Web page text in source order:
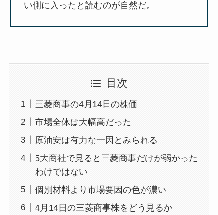
い側に入ったと読むのが自然だ。
目次
三菱商事の4月14日の株価
市場全体は大幅高だった
原油安は有力な一因とみられる
5大商社で見ると三菱商事だけが弱かった
わけではない
個別材料より市場要因の色が濃い
4月14日の三菱商事株をどう見るか